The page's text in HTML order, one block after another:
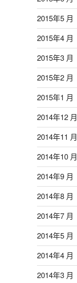
2015年5 月
2015年4 月
2015年3 月
2015年2 月
2015年1 月
2014年12 月
2014年11 月
2014年10 月
2014年9 月
2014年8 月
2014年7 月
2014年5 月
2014年4 月
2014年3 月